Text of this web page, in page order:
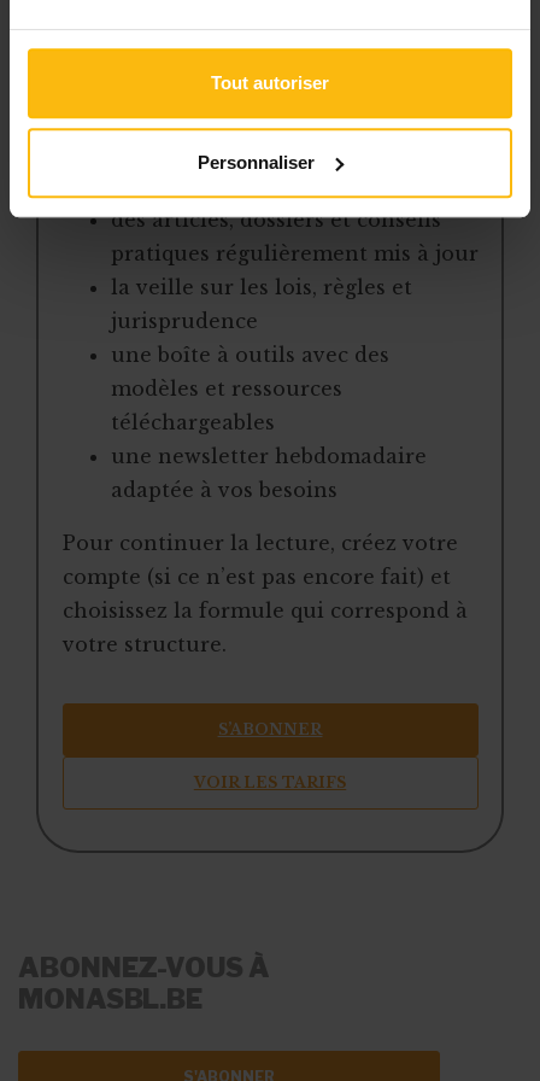
Tout autoriser
Personnaliser
l’accès libre à l’ensemble des
des articles, dossiers et conseils
pratiques régulièrement mis à jour
la veille sur les lois, règles et
jurisprudence
une boîte à outils avec des
modèles et ressources
téléchargeables
une newsletter hebdomadaire
adaptée à vos besoins
Pour continuer la lecture, créez votre
compte (si ce n’est pas encore fait) et
choisissez la formule qui correspond à
votre structure.
S’ABONNER
VOIR LES TARIFS
ABONNEZ-VOUS À
MONASBL.BE
S'ABONNER